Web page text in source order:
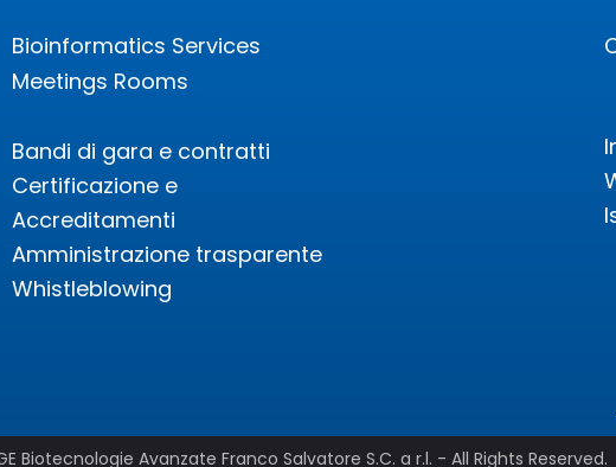
Bioinformatics Services
Meetings Rooms
Bandi di gara e contratti
Certificazione e
Accreditamenti
Amministrazione trasparente
Whistleblowing
Biotecnologie Avanzate Franco Salvatore S.C. a r.l. - All Rights Reserved.